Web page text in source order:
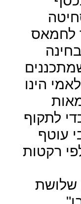
לחמאס
הינו
לתקוף
עוטף
רקטות
שלושת